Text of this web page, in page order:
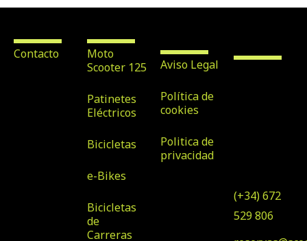
Contacto
Moto
Scooter 125
Patinetes
Eléctricos
Bicicletas
e-Bikes
Bicicletas
de
Carreras
Aviso Legal
Política de
cookies
Politica de
privacidad
(+34) 672
529 806